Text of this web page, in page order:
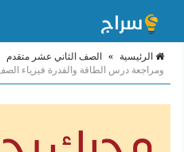
الرئيسية » الصف الثاني عشر متقدم
ومراجعة درس الطاقة والقدرة فيزياء